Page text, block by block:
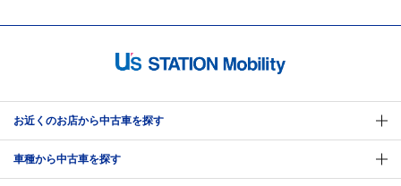
お近くのお店から中古車を探す
車種から中古車を探す